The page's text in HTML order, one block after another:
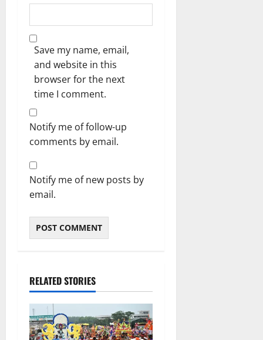
Save my name, email,
and website in this
browser for the next
time I comment.
Notify me of follow-up
comments by email.
Notify me of new posts by
email.
RELATED STORIES